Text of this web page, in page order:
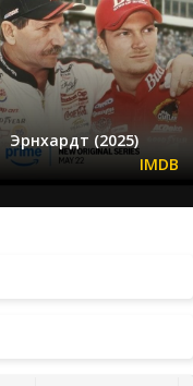
Эрнхардт (2025)